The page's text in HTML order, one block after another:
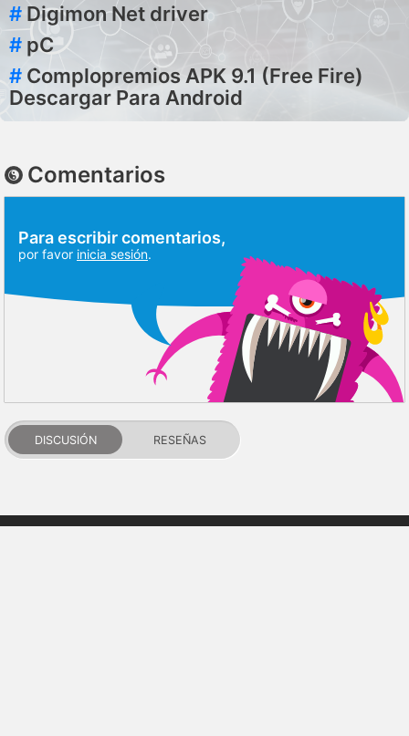
# Digimon Net driver
# pC
# Complopremios APK 9.1 (Free Fire)
Descargar Para Android
Comentarios
Para escribir comentarios,
por favor inicia sesión.
DISCUSIÓN RESEÑAS